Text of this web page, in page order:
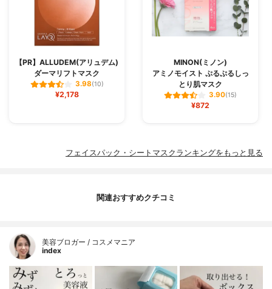
【PR】ALLUDEM(アリュデム)
ダーマリフトマスク
3.98(10)
¥2,178
MINON(ミノン)
アミノモイスト ぷるぷるしっ
とり肌マスク
3.90(15)
¥872
フェイスパック・シートマスクランキングをもっと見る
関連おすすめクチコミ
美容ブロガー / コスメマニア
index